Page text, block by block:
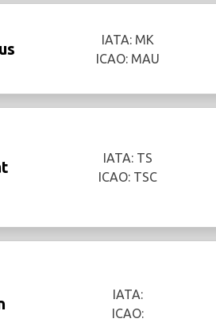
IATA: MK
ICAO: MAU
IATA: TS
ICAO: TSC
IATA:
ICAO: